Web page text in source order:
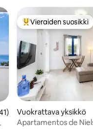
arvio 4,99/5, 141
Vieraiden suosikkien
Vieraiden suosikki
Vuokrattava yksikkö
Apartamentos de